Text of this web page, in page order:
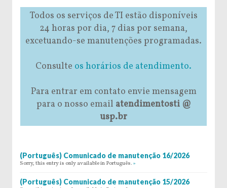
Todos os serviços de TI estão disponíveis
24 horas por dia, 7 dias por semana,
excetuando-se manutenções programadas.
Consulte os horários de atendimento.
Para entrar em contato envie mensagem
para o nosso email atendimentosti @
usp.br
(Português) Comunicado de manutenção 16/2026
Sorry, this entry is only available in Português. »
(Português) Comunicado de manutenção 15/2026